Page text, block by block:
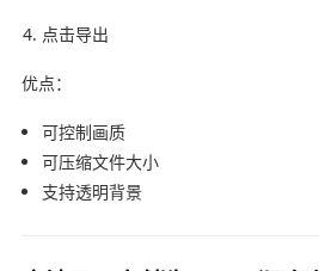
点击导出
优点：
可控制画质
可压缩文件大小
支持透明背景